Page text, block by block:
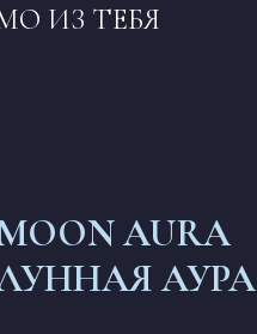
ИЗ ТЕБЯ
AURA
АУРА